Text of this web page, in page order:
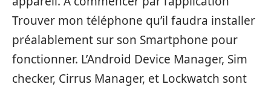
Trouver mon téléphone qu’il faudra installer
préalablement sur son Smartphone pour
fonctionner. L’Android Device Manager, Sim
checker, Cirrus Manager, et Lockwatch sont